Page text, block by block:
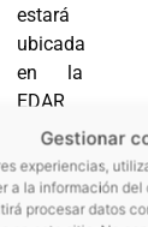
Gestionar
experiencias,
a la información
procesar datos
estará
ubicada
en la
EDAR
Totana
(Murcia)
con el